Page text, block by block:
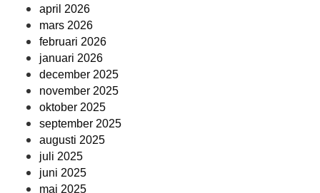
april 2026
mars 2026
februari 2026
januari 2026
december 2025
november 2025
oktober 2025
september 2025
augusti 2025
juli 2025
juni 2025
maj 2025